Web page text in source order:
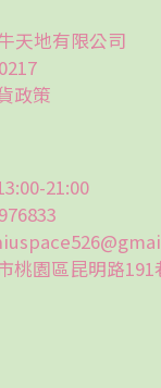
天地有限公司
政策
21:00
桃園區昆明路191